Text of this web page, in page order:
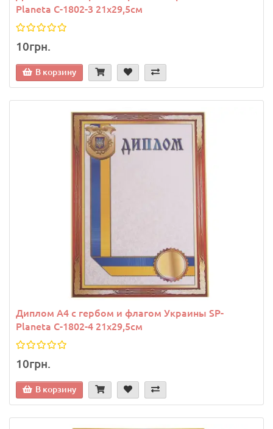
Planeta C-1802-3 21х29,5см
10грн.
В корзину
Диплом A4 с гербом и флагом Украины SP-
Planeta C-1802-4 21х29,5см
10грн.
В корзину